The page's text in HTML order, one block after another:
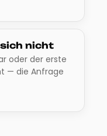
nicht
oder der erste
— die Anfrage